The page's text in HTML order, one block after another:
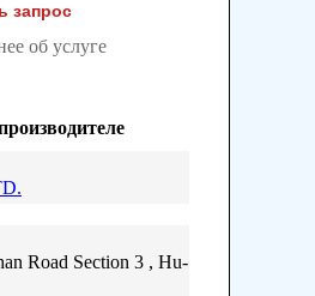
запрос
об услуге
Road Section 3 , Hu-